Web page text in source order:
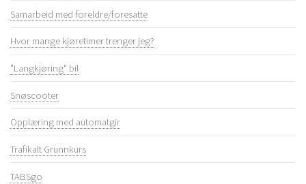
Samarbeid med foreldre/foresatte
Hvor mange kjøretimer trenger jeg?
"Langkjøring" bil
Snøscooter
Opplæring med automatgir
Trafikalt Grunnkurs
TABSgo